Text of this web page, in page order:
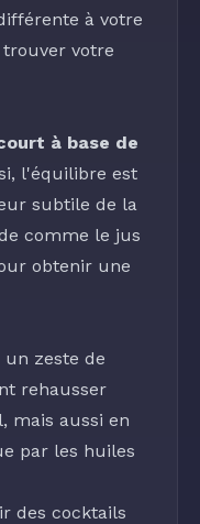
à votre
votre
à base de
l'équilibre est
subtile de la
comme le jus
obtenir une
un zeste de
rehausser
mais aussi en
par les huiles
des cocktails